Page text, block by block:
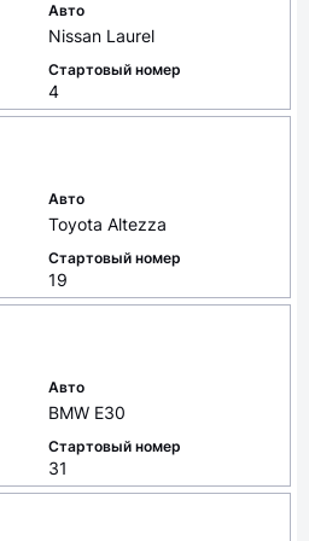
Авто
Nissan Laurel
Стартовый номер
4
Авто
Toyota Altezza
Стартовый номер
19
Авто
BMW E30
Стартовый номер
31